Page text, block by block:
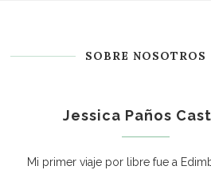
SOBRE NOSOTROS
Jessica Paños
Mi primer viaje por libre fue a